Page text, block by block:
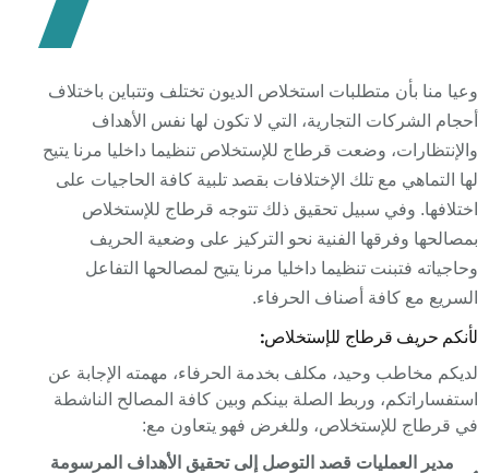
وعيا منا بأن متطلبات استخلاص الديون تختلف وتتباين باختلاف
أحجام الشركات التجارية، التي لا تكون لها نفس الأهداف
والإنتظارات، وضعت قرطاج للإستخلاص تنظيما داخليا مرنا يتيح
لها التماهي مع تلك الإختلافات بقصد تلبية كافة الحاجيات على
اختلافها. وفي سبيل تحقيق ذلك تتوجه قرطاج للإستخلاص
بمصالحها وفرقها الفنية نحو التركيز على وضعية الحريف
وحاجياته فتبنت تنظيما داخليا مرنا يتيح لمصالحها التفاعل
السريع مع كافة أصناف الحرفاء.
لأنكم حريف قرطاج للإستخلاص:
لديكم مخاطب وحيد، مكلف بخدمة الحرفاء، مهمته الإجابة عن
استفساراتكم، وربط الصلة بينكم وبين كافة المصالح الناشطة
في قرطاج للإستخلاص، وللغرض فهو يتعاون مع:
مدير العمليات قصد التوصل إلى تحقيق الأهداف المرسومة